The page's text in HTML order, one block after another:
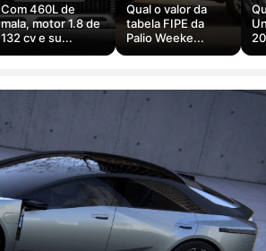
Com 460L de
mala, motor 1.8 de
132 cv e su...
Qual o valor da
tabela FIPE da
Palio Weeke...